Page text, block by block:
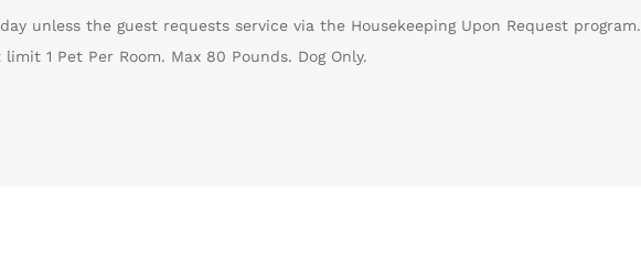
unless the guest requests service via the Housekeeping Upon Request program.
1 Pet Per Room. Max 80 Pounds. Dog Only.